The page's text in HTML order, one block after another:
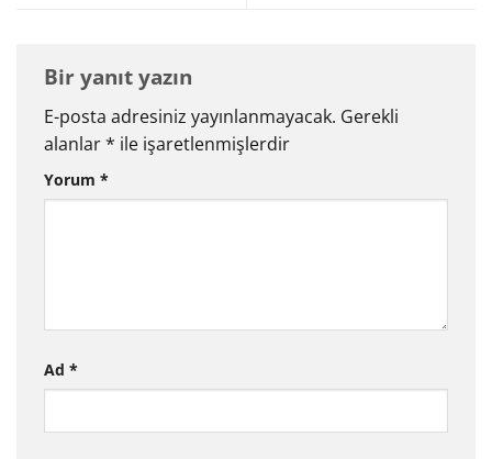
Bir yanıt yazın
E-posta adresiniz yayınlanmayacak. Gerekli
alanlar* ile işaretlenmişlerdir
Yorum *
Ad *